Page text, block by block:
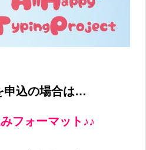
申込の場合は…
フォーマット♪♪